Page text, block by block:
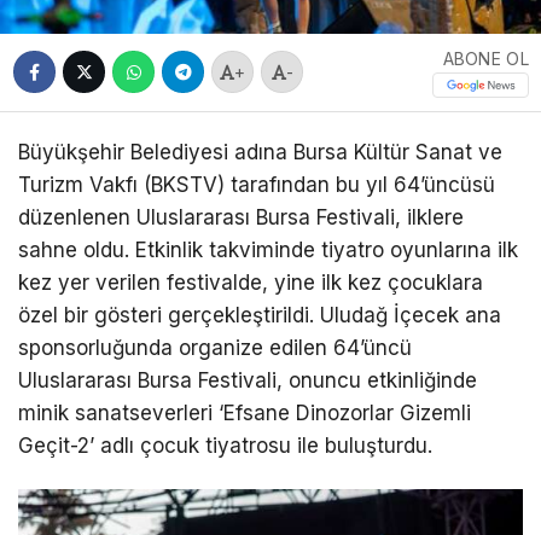
+ -
ABONE OL
Büyükşehir Belediyesi adına Bursa Kültür Sanat ve
Turizm Vakfı (BKSTV) tarafından bu yıl 64’üncüsü
düzenlenen Uluslararası Bursa Festivali, ilklere
sahne oldu. Etkinlik takviminde tiyatro oyunlarına ilk
kez yer verilen festivalde, yine ilk kez çocuklara
özel bir gösteri gerçekleştirildi. Uludağ İçecek ana
sponsorluğunda organize edilen 64’üncü
Uluslararası Bursa Festivali, onuncu etkinliğinde
minik sanatseverleri ‘Efsane Dinozorlar Gizemli
Geçit-2’ adlı çocuk tiyatrosu ile buluşturdu.